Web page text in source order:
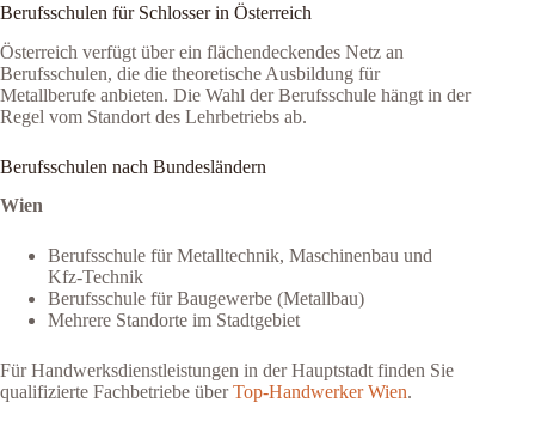
Berufsschulen für Schlosser in Österreich
Österreich verfügt über ein flächendeckendes Netz an
Berufsschulen, die die theoretische Ausbildung für
Metallberufe anbieten. Die Wahl der Berufsschule hängt in der
Regel vom Standort des Lehrbetriebs ab.
Berufsschulen nach Bundesländern
Wien
Berufsschule für Metalltechnik, Maschinenbau und
Kfz-Technik
Berufsschule für Baugewerbe (Metallbau)
Mehrere Standorte im Stadtgebiet
Für Handwerksdienstleistungen in der Hauptstadt finden Sie
qualifizierte Fachbetriebe überTop-Handwerker Wien.